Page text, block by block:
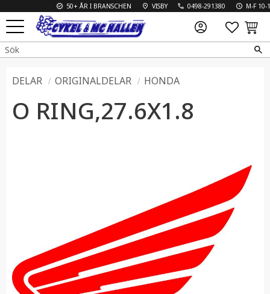
Meny
50+ ÅR I BRANSCHEN VISBY 0498-291380 M-F 10-
DELAR ORIGINALDELAR HONDA
O RING,27.6X1.8